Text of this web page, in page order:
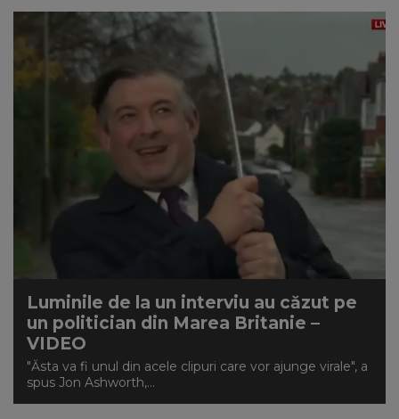
Luminile de la un interviu au căzut pe
un politician din Marea Britanie –
VIDEO
"Ăsta va fi unul din acele clipuri care vor ajunge virale", a
spus Jon Ashworth,...